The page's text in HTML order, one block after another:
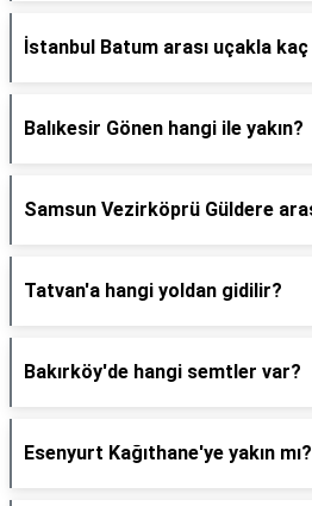
İstanbul Batum arası uçakla
Balıkesir Gönen hangi ile yakın?
Samsun Vezirköprü Güldere
Tatvan'a hangi yoldan gidilir?
Bakırköy'de hangi semtler var?
Esenyurt Kağıthane'ye yakın mı?